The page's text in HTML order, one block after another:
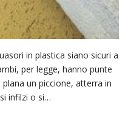
in plastica siano sicuri a
per legge, hanno punte
un piccione, atterra in
infilzi o si…